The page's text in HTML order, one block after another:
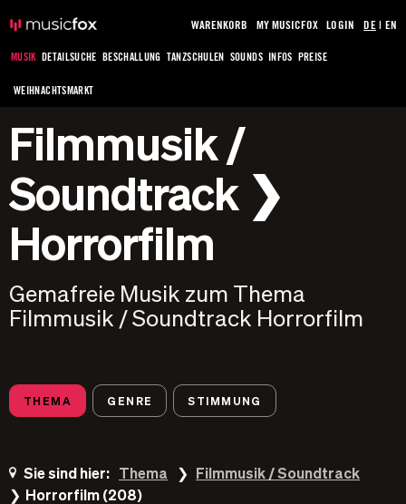
MUSIK DETAILSUCHE BESCHALLUNG TANZSCHULEN SOUNDS INFOS PREISE
WEIHNACHTSMARKT
WARENKORB MY MUSICFOX LOGIN DE| EN
Filmmusik /
Soundtrack ❯
Horrorfilm
Gemafreie Musik zum Thema
Filmmusik / Soundtrack Horrorfilm
THEMA GENRE STIMMUNG
Sie sind hier: Thema
Filmmusik / Soundtrack
Horrorfilm (208)